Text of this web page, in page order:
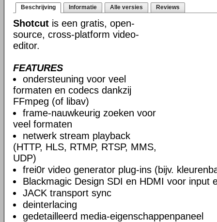
Beschrijving Informatie Alle versies Reviews
Shotcut is een gratis, open-
source, cross-platform video-
editor.
FEATURES
ondersteuning voor veel
formaten en codecs dankzij
FFmpeg (of libav)
frame-nauwkeurig zoeken voor
veel formaten
netwerk stream playback
(HTTP, HLS, RTMP, RTSP, MMS,
UDP)
frei0r video generator plug-ins (bijv.
Blackmagic Design SDI en HDMI voor input
JACK transport sync
deinterlacing
gedetailleerd media-eigenschappenpaneel